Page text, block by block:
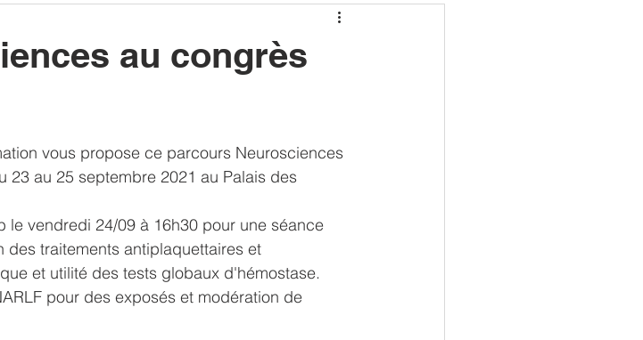
au congrès
vous propose ce parcours Neurosciences
23 au 25 septembre 2021 au Palais des
le vendredi 24/09 à 16h30 pour une séance
des traitements antiplaquettaires et
et utilité des tests globaux d'hémostase.
pour des exposés et modération de